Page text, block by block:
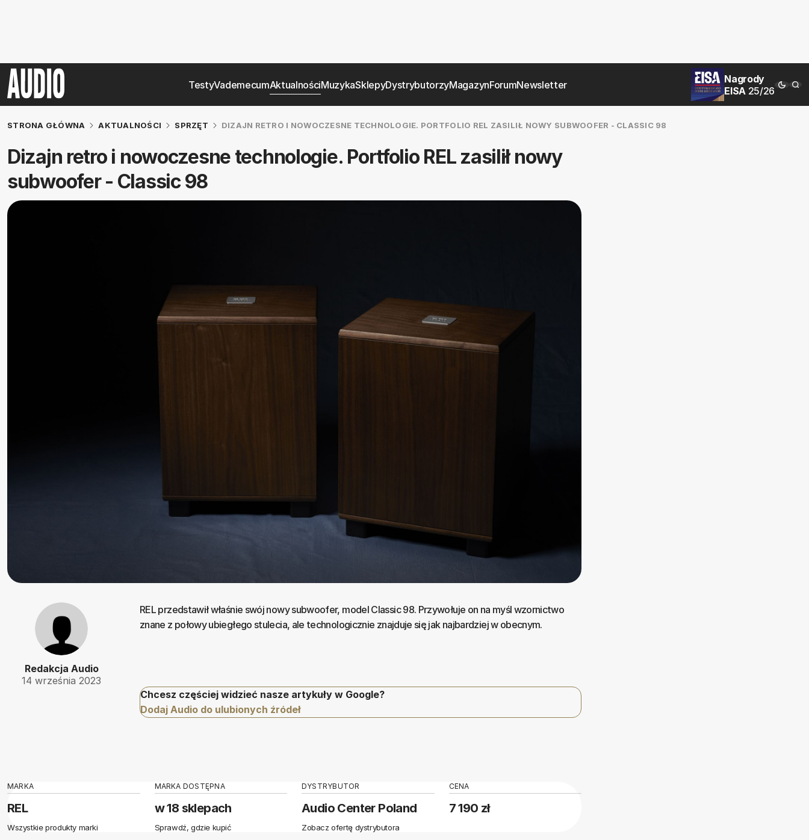
TestyVademecumAktualnościMuzykaSklepyDystrybutorzyMagazynForumNewsletter
Nagrody
EISA 25/26
STRONA GŁÓWNA AKTUALNOŚCI SPRZĘT DIZAJN RETRO I NOWOCZESNE TECHNOLOGIE. PORTFOLIO REL ZASILIŁ NOWY SUBWOOFER - CLASSIC 98
Dizajn retro i nowoczesne technologie. Portfolio REL zasilił nowy
subwoofer - Classic 98
Redakcja Audio
14 września 2023
REL przedstawił właśnie swój nowy subwoofer, model Classic 98. Przywołuje on na myśl wzornictwo
znane z połowy ubiegłego stulecia, ale technologicznie znajduje się jak najbardziej w obecnym.
Chcesz częściej widzieć nasze artykuły w Google?
Dodaj Audio do ulubionych źródeł
MARKA
REL
Wszystkie produkty marki
MARKA DOSTĘPNA
w 18 sklepach
Sprawdź, gdzie kupić
DYSTRYBUTOR
Audio Center Poland
Zobacz ofertę dystrybutora
CENA
7 190 zł